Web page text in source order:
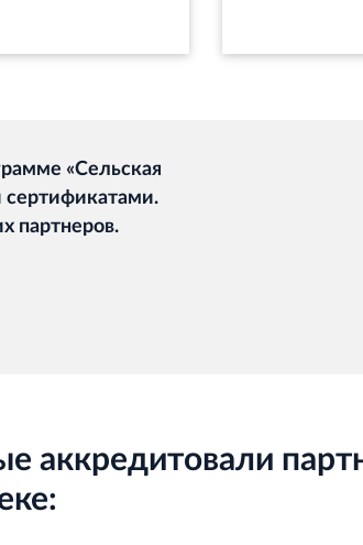
«Сельская
сертификатами.
партнеров.
аккредитовали